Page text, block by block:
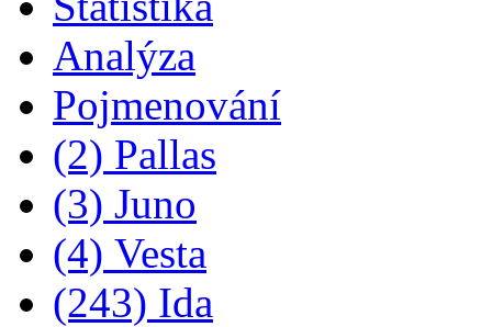
Analýza
Pojmenování
(2) Pallas
(3) Juno
(4) Vesta
(243) Ida